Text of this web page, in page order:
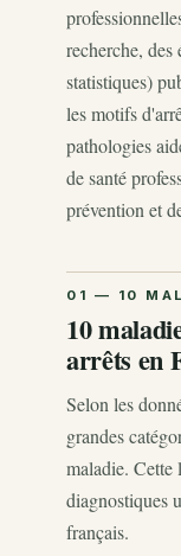
recherche, des
statistiques)
les motifs
pathologies
de santé
prévention et
10
arrêts en
Selon les
grandes
maladie. Cette
diagnostiques
français.